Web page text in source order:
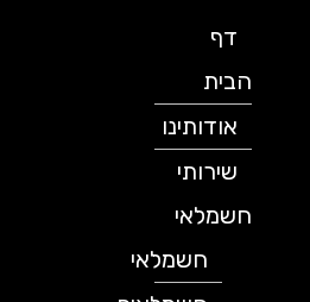
הבית
אודותינו
שירותי
חשמלאי
חשמלאי